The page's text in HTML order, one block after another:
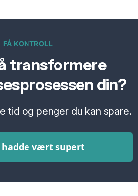
FÅ KONTROLL
transformere
din?
tid og penger du kan spare.
hadde vært supert